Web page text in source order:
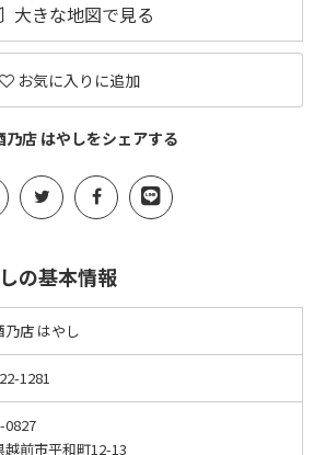
大きな地図で見る
お気に入りに追加
乃店 はやしをシェアする
の基本情報
乃店 はやし
1281
0827
越前市平和町12-13